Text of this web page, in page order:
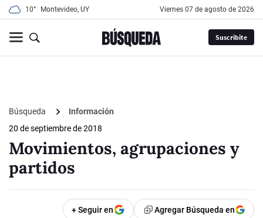
10° Montevideo, UY viernes 07 de agosto de 2026
Suscribite
Búsqueda
Información
20 de septiembre de 2018
Movimientos, agrupaciones y
partidos
+ Seguir en Agregar Búsqueda en